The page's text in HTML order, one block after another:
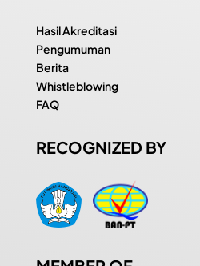
Hasil Akreditasi
Pengumuman
Berita
Whistleblowing
FAQ
RECOGNIZED BY